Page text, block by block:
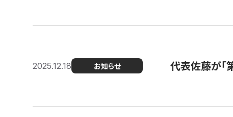
2025.12.18 お知らせ 代表佐藤が「